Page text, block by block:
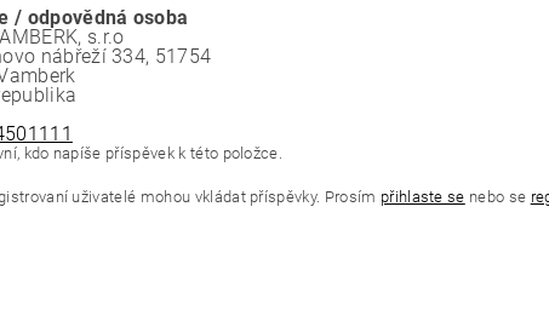
/ odpovědná osoba
s.r.o
nábřeží 334, 51754
kdo napíše příspěvek k této položce.
uživatelé mohou vkládat příspěvky. Prosím přihlaste se nebo se